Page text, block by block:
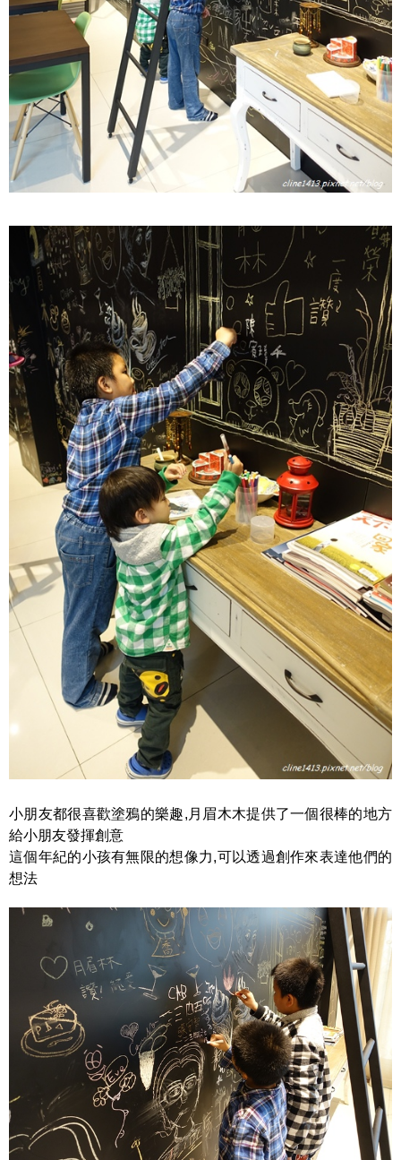
小朋友都很喜歡塗鴉的樂趣,月眉木木提供了一個很棒的地方
給小朋友發揮創意
這個年紀的小孩有無限的想像力,可以透過創作來表達他們的
想法